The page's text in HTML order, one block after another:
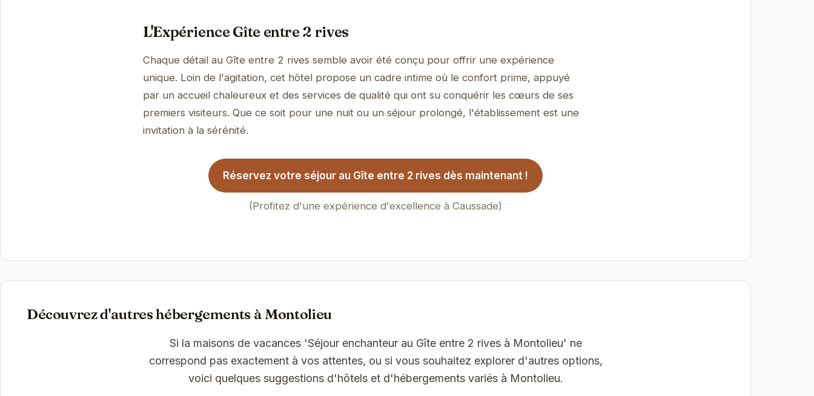
L'Expérience Gîte entre 2 rives
Chaque détail au Gîte entre 2 rives semble avoir été conçu pour offrir une expérience
unique. Loin de l'agitation, cet hôtel propose un cadre intime où le confort prime, appuyé
par un accueil chaleureux et des services de qualité qui ont su conquérir les cœurs de ses
premiers visiteurs. Que ce soit pour une nuit ou un séjour prolongé, l'établissement est une
invitation à la sérénité.
Réservez votre séjour au Gîte entre 2 rives dès maintenant !
(Profitez d'une expérience d'excellence à Caussade)
Découvrez d'autres hébergements à Montolieu
Si la maisons de vacances 'Séjour enchanteur au Gîte entre 2 rives à Montolieu' ne
correspond pas exactement à vos attentes, ou si vous souhaitez explorer d'autres options,
voici quelques suggestions d'hôtels et d'hébergements variés à Montolieu.